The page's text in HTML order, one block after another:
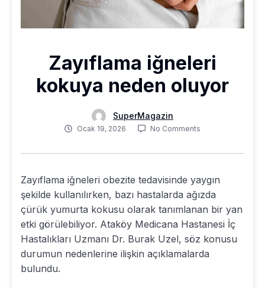
Zayıflama iğneleri
kokuya neden oluyor
SuperMagazin
Ocak 19, 2026 No Comments
Zayıflama iğneleri obezite tedavisinde yaygın
şekilde kullanılırken, bazı hastalarda ağızda
çürük yumurta kokusu olarak tanımlanan bir yan
etki görülebiliyor. Ataköy Medicana Hastanesi İç
Hastalıkları Uzmanı Dr. Burak Uzel, söz konusu
durumun nedenlerine ilişkin açıklamalarda
bulundu.